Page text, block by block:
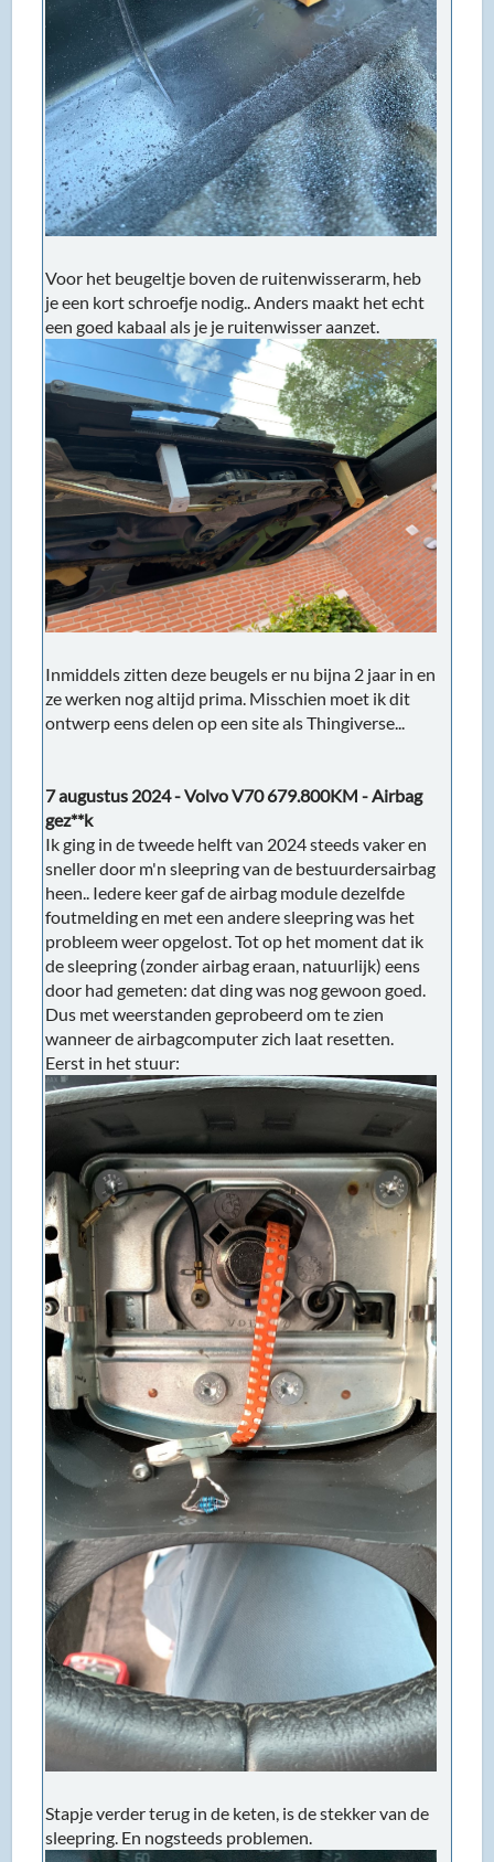
Voor het beugeltje boven de ruitenwisserarm, heb
je een kort schroefje nodig.. Anders maakt het echt
een goed kabaal als je je ruitenwisser aanzet.
Inmiddels zitten deze beugels er nu bijna 2 jaar in en
ze werken nog altijd prima. Misschien moet ik dit
ontwerp eens delen op een site als Thingiverse...
7 augustus 2024 - Volvo V70 679.800KM - Airbag
gez**k
Ik ging in de tweede helft van 2024 steeds vaker en
sneller door m'n sleepring van de bestuurdersairbag
heen.. Iedere keer gaf de airbag module dezelfde
foutmelding en met een andere sleepring was het
probleem weer opgelost. Tot op het moment dat ik
de sleepring (zonder airbag eraan, natuurlijk) eens
door had gemeten: dat ding was nog gewoon goed.
Dus met weerstanden geprobeerd om te zien
wanneer de airbagcomputer zich laat resetten.
Eerst in het stuur:
Stapje verder terug in de keten, is de stekker van de
sleepring. En nogsteeds problemen.